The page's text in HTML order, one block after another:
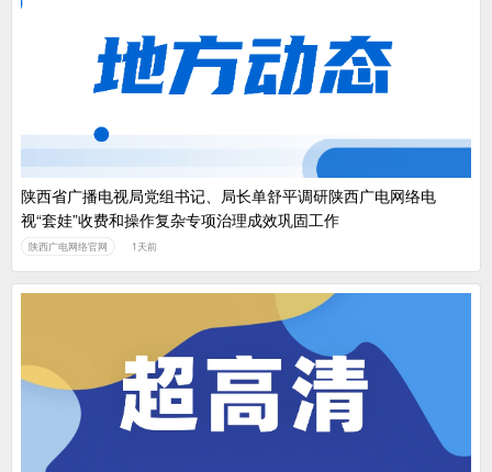
陕西省广播电视局党组书记、局长单舒平调研陕西广电网络电
视“套娃”收费和操作复杂专项治理成效巩固工作
陕西广电网络官网 1天前